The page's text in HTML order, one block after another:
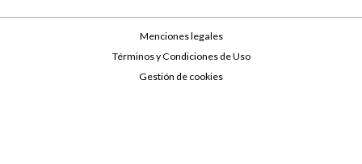
Menciones legales
Términos y Condiciones de Uso
Gestión de cookies